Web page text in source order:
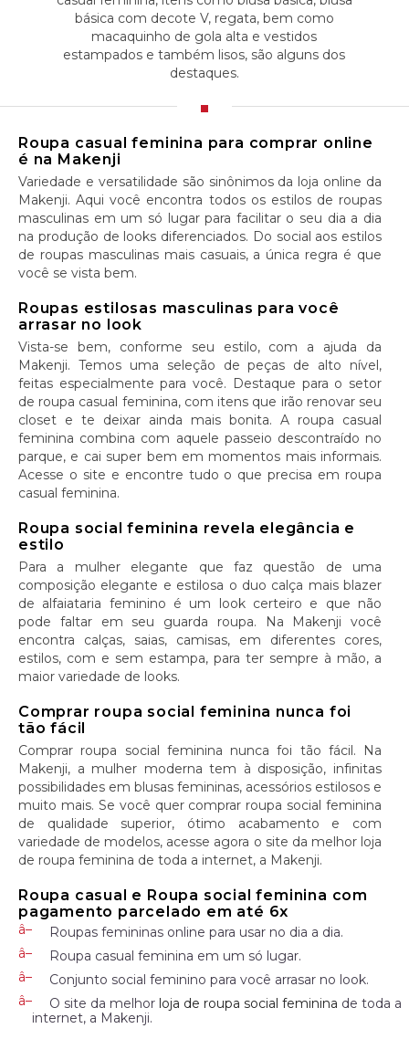
básica com decote V, regata, bem como
macaquinho de gola alta e vestidos
estampados e também lisos, são alguns dos
destaques.
Roupa casual feminina para comprar online
é na Makenji
Variedade e versatilidade são sinônimos da loja online da
Makenji. Aqui você encontra todos os estilos de roupas
masculinas em um só lugar para facilitar o seu dia a dia
na produção de looks diferenciados. Do social aos estilos
de roupas masculinas mais casuais, a única regra é que
você se vista bem.
Roupas estilosas masculinas para você
arrasar no look
Vista-se bem, conforme seu estilo, com a ajuda da
Makenji. Temos uma seleção de peças de alto nível,
feitas especialmente para você. Destaque para o setor
de roupa casual feminina, com itens que irão renovar seu
closet e te deixar ainda mais bonita. A roupa casual
feminina combina com aquele passeio descontraído no
parque, e cai super bem em momentos mais informais.
Acesse o site e encontre tudo o que precisa em roupa
casual feminina.
Roupa social feminina revela elegância e
estilo
Para a mulher elegante que faz questão de uma
composição elegante e estilosa o duo calça mais blazer
de alfaiataria feminino é um look certeiro e que não
pode faltar em seu guarda roupa. Na Makenji você
encontra calças, saias, camisas, em diferentes cores,
estilos, com e sem estampa, para ter sempre à mão, a
maior variedade de looks.
Comprar roupa social feminina nunca foi
tão fácil
Comprar roupa social feminina nunca foi tão fácil. Na
Makenji, a mulher moderna tem à disposição, infinitas
possibilidades em blusas femininas, acessórios estilosos e
muito mais. Se você quer comprar roupa social feminina
de qualidade superior, ótimo acabamento e com
variedade de modelos, acesse agora o site da melhor loja
de roupa feminina de toda a internet, a Makenji.
Roupa casual e Roupa social feminina com
pagamento parcelado em até 6x
Roupas femininas online para usar no dia a dia.
Roupa casual feminina em um só lugar.
Conjunto social feminino para você arrasar no look.
O site da melhor loja de roupa social feminina de toda a
internet, a Makenji.